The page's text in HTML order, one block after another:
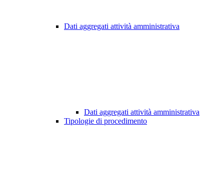
Dati aggregati attività amministrativa
Dati aggregati attività amministrativa
Tipologie di procedimento